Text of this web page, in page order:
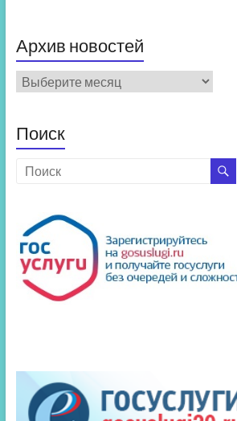
Архив новостей
Архив
новостей
Поиск